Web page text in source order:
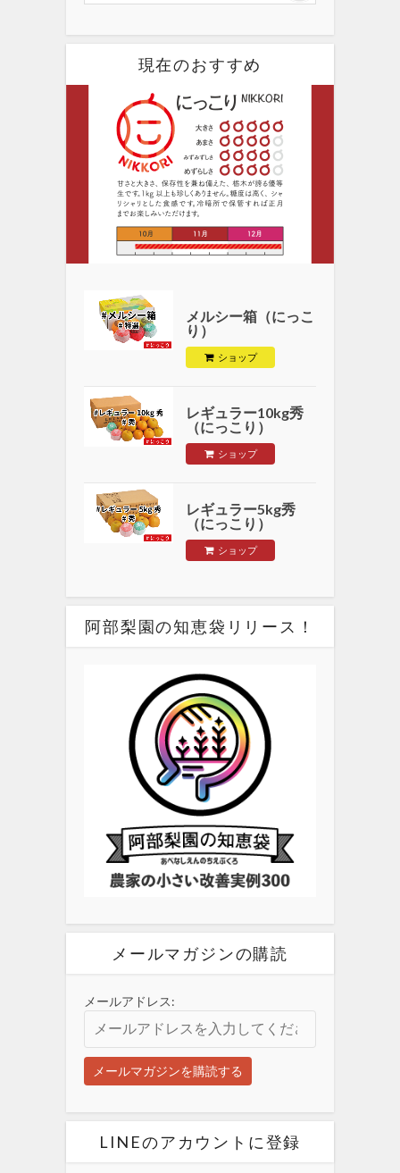
現在のおすすめ
メルシー箱（にっこ
り）
ショップ
レギュラー10kg秀
（にっこり）
ショップ
レギュラー5kg秀
（にっこり）
ショップ
阿部梨園の知恵袋リリース！
メールマガジンの購読
メールアドレス:
LINEのアカウントに登録